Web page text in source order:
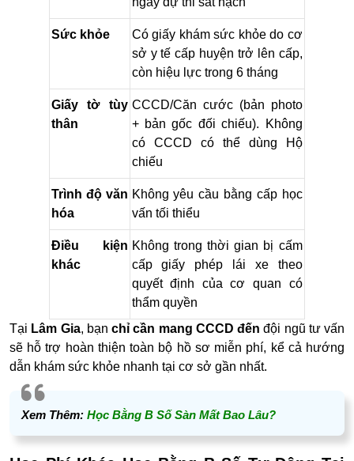
Sức khỏe
Có giấy khám sức khỏe do cơ
sở y tế cấp huyện trở lên cấp,
còn hiệu lực trong 6 tháng
Giấy tờ tùy
thân
CCCD/Căn cước (bản photo
+ bản gốc đối chiếu). Không
có CCCD có thể dùng Hộ
chiếu
Trình độ văn
hóa
Không yêu cầu bằng cấp học
vấn tối thiểu
Điều kiện
khác
Không trong thời gian bị cấm
cấp giấy phép lái xe theo
quyết định của cơ quan có
thẩm quyền
Tại Lâm Gia, bạn chỉ cần mang CCCD đến đội ngũ tư vấn
sẽ hỗ trợ hoàn thiện toàn bộ hồ sơ miễn phí, kể cả hướng
dẫn khám sức khỏe nhanh tại cơ sở gần nhất.
Xem Thêm: Học Bằng B Số Sàn Mất Bao Lâu?